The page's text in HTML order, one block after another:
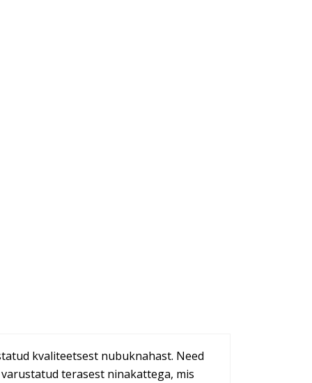
kvaliteetsest nubuknahast. Need
terasest ninakattega, mis